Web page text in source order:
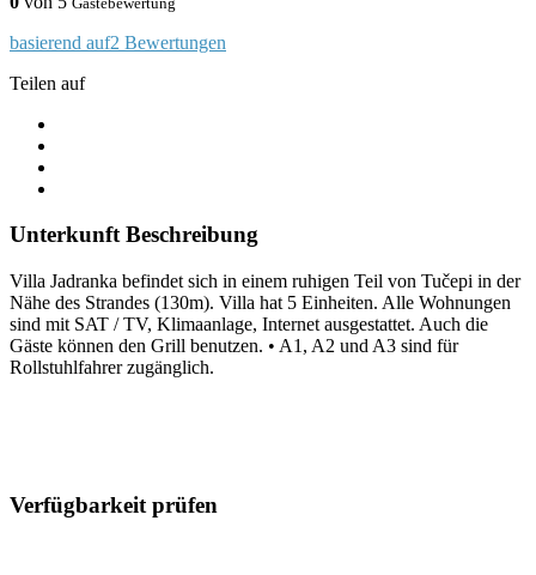
basierend auf2 Bewertungen
Teilen auf
Unterkunft Beschreibung
Villa Jadranka befindet sich in einem ruhigen Teil von Tučepi in der
Nähe des Strandes (130m). Villa hat 5 Einheiten. Alle Wohnungen
sind mit SAT / TV, Klimaanlage, Internet ausgestattet. Auch die
Gäste können den Grill benutzen. • A1, A2 und A3 sind für
Rollstuhlfahrer zugänglich.
Verfügbarkeit prüfen